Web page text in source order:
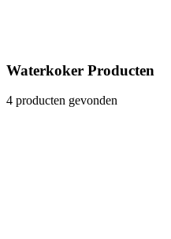
Waterkoker Producten
4 producten gevonden